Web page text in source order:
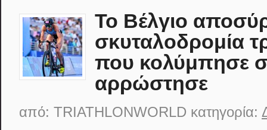
Το Βέλγιο
σκυταλοδρομία
που κολύμπησε
αρρώστησε
από: TRIATHLONWORLD κατηγορία: